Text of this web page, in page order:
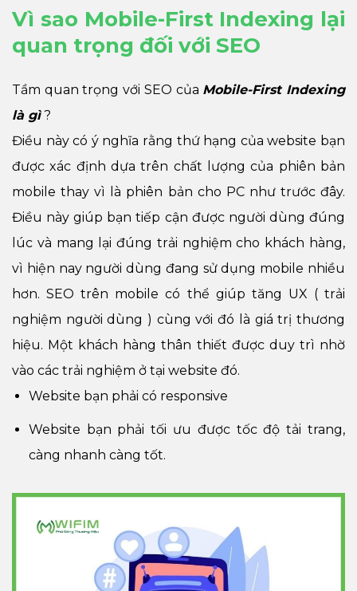
Vì sao Mobile-First Indexing lại
quan trọng đối với SEO
Tầm quan trọng với SEO của Mobile-First Indexing
là gì?
Điều này có ý nghĩa rằng thứ hạng của website bạn
được xác định dựa trên chất lượng của phiên bản
mobile thay vì là phiên bản cho PC như trước đây.
Điều này giúp bạn tiếp cận được người dùng đúng
lúc và mang lại đúng trải nghiệm cho khách hàng,
vì hiện nay người dùng đang sử dụng mobile nhiều
hơn. SEO trên mobile có thể giúp tăng UX ( trải
nghiệm người dùng ) cùng với đó là giá trị thương
hiệu. Một khách hàng thân thiết được duy trì nhờ
vào các trải nghiệm ở tại website đó.
Website bạn phải có responsive
Website bạn phải tối ưu được tốc độ tải trang,
càng nhanh càng tốt.